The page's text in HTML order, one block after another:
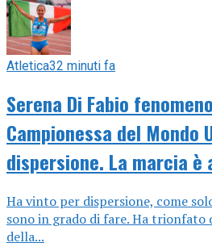
Atletica32 minuti fa
Serena Di Fabio
Campionessa del
dispersione. La marcia è
Ha vinto per dispersione, come
sono in grado di fare. Ha trionfato
della...